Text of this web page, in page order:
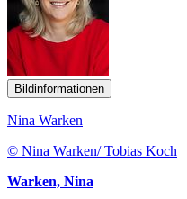
Bildinformationen
Nina Warken
© Nina Warken/ Tobias Koch
Warken, Nina